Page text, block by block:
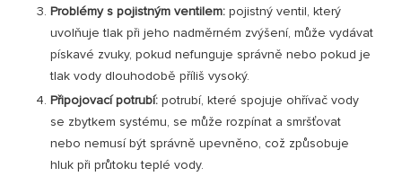
Problémy s pojistným ventilem: pojistný ventil, který
uvolňuje tlak při jeho nadměrném zvýšení, může vydávat
pískavé zvuky, pokud nefunguje správně nebo pokud je
tlak vody dlouhodobě příliš vysoký.
Připojovací potrubí: potrubí, které spojuje ohřívač vody
se zbytkem systému, se může rozpínat a smršťovat
nebo nemusí být správně upevněno, což způsobuje
hluk při průtoku teplé vody.